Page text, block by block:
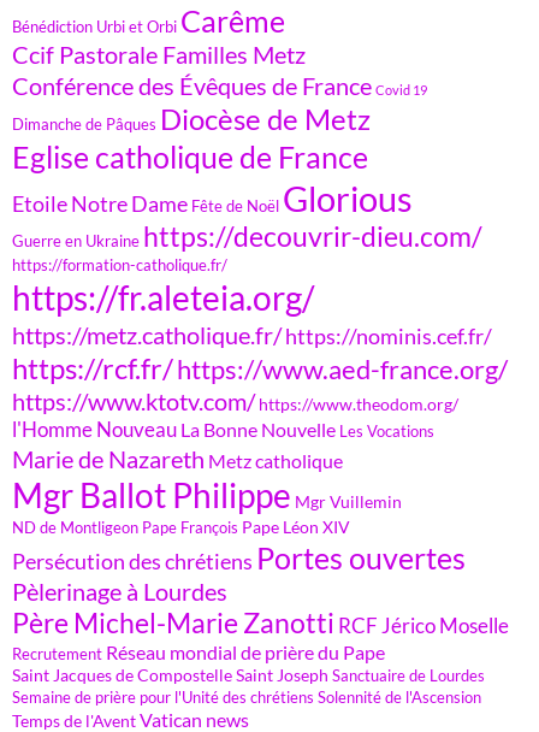
Bénédiction Urbi et Orbi Carême
Ccif Pastorale Familles Metz
Conférence des Évêques de France Covid 19
Dimanche de Pâques Diocèse de Metz
Eglise catholique de France
Etoile Notre Dame Fête de Noël Glorious
Guerre en Ukraine https://decouvrir-dieu.com/
https://formation-catholique.fr/
https://fr.aleteia.org/
https://metz.catholique.fr/https://nominis.cef.fr/
https://rcf.fr/https://www.aed-france.org/
https://www.ktotv.com/ https://www.theodom.org/
l'Homme Nouveau La Bonne Nouvelle Les Vocations
Marie de Nazareth Metz catholique
Mgr Ballot Philippe Mgr Vuillemin
ND de Montligeon Pape François Pape Léon XIV
Persécution des chrétiens Portes ouvertes
Pèlerinage à Lourdes
Père Michel-Marie Zanotti RCF Jérico Moselle
Recrutement Réseau mondial de prière du Pape
Saint Jacques de CompostelleSaint Joseph Sanctuaire de Lourdes
Semaine de prière pour l'Unité des chrétiens Solennité de l'Ascension
Temps de l'AventVatican news